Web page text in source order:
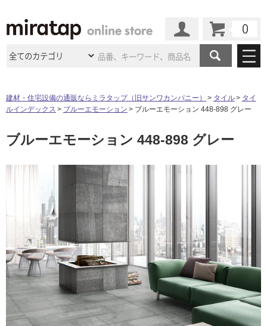
商品カテゴリ
浴室（風呂・
ム）・トイレ
建具・玄関
ウッドデッキ フローリング・ 床材
収納 インテリア・家具
照明 ペット用品
内装用建材 パネル・壁材
施工事例
施工事例 法人案件納入事例
ミラタップ のあるくらし お客様訪問 インタビュー
店舗・施設事例
ショールーム
ショールームのご案内 東京 ショールーム
ショールーム
名古屋ショールーム 京都ショールーム
福岡ショールーム 札幌スマートショールー
ム
横浜スマートショールー
ム
ウェルビーみのおHDC
BOX
サポート
ご利用ガイド 初めての方へ
よくある質問 お問い合わせ
修理お問い合わせ クレーム公開
説明書・図面検索 水まわり3年保証
その他サービス
ミラタップと創る家
ASOLIE
工事会社紹介Coziコンシ
ェルジュ
自分らしい家づくり
SUVACO
最高のリノベ会社がみつ
かるリノベりす
建材・住宅設備の通販ならミラタップ（旧サンワカンパニー） タイル
タイ
ルインデックス
ブルーエモーション ブルーエモーション 448-898 グレー
ブルーエモーション 448-898 グレー
イ
ル
屋
内